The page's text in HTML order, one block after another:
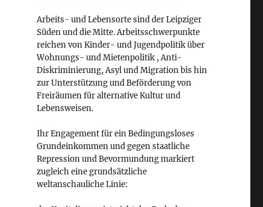
Arbeits- und Lebensorte sind der Leipziger
Süden und die Mitte. Arbeitsschwerpunkte
reichen von Kinder- und Jugendpolitik über
Wohnungs- und Mietenpolitik , Anti-
Diskriminierung, Asyl und Migration bis hin
zur Unterstützung und Beförderung von
Freiräumen für alternative Kultur und
Lebensweisen.
Ihr Engagement für ein Bedingungsloses
Grundeinkommen und gegen staatliche
Repression und Bevormundung markiert
zugleich eine grundsätzliche
weltanschauliche Linie: